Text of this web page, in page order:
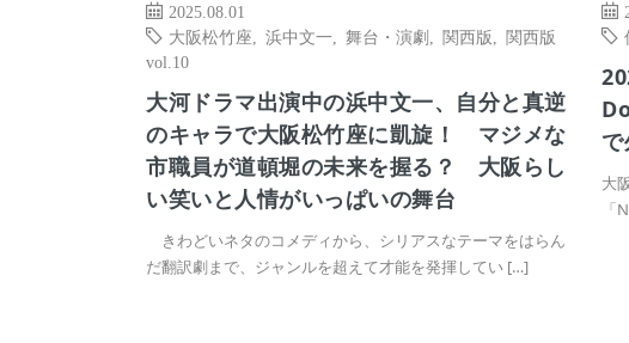
2025.08.01
大阪松竹座
浜中文一 舞台・演劇 関西版
関西版
vol.10
大河ドラマ出演中の浜中文一、自分と真逆
のキャラで大阪松竹座に凱旋！ マジメな
市職員が道頓堀の未来を握る？ 大阪らし
い笑いと人情がいっぱいの舞台
きわどいネタのコメディから、シリアスなテーマをはらん
だ翻訳劇まで、ジャンルを超えて才能を発揮してい […]
大
「